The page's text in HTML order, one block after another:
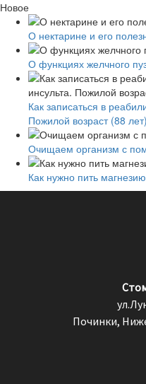
Новое
О нектарине и его
О функциях желчного
Как записаться в
Пожилой возраст (88 лет)
Очищаем организм с
Как нужно пить
Починки,